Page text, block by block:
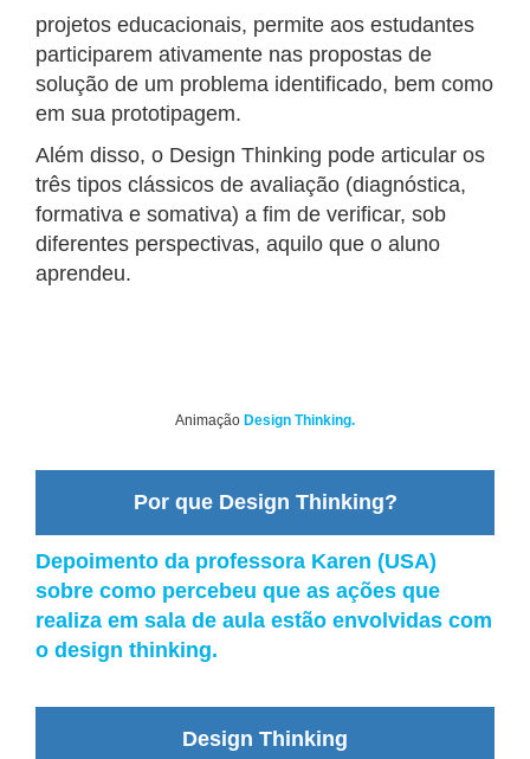
projetos educacionais, permite aos estudantes
participarem ativamente nas propostas de
solução de um problema identificado, bem como
em sua prototipagem.
Além disso, o Design Thinking pode articular os
três tipos clássicos de avaliação (diagnóstica,
formativa e somativa) a fim de verificar, sob
diferentes perspectivas, aquilo que o aluno
aprendeu.
Animação Design Thinking.
Por que Design Thinking?
Depoimento da professora Karen (USA)
sobre como percebeu que as ações que
realiza em sala de aula estão envolvidas com
o design thinking.
Design Thinking